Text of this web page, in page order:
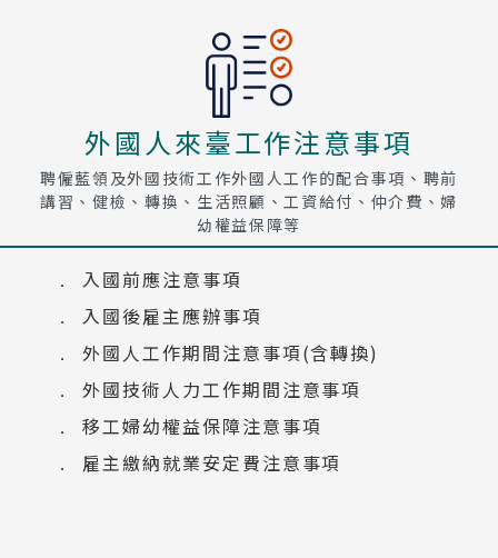
外國人來臺工作注意事項
聘僱藍領及外國技術工作外國人工作的配合事項、聘前
講習、健檢、轉換、生活照顧、工資給付、仲介費、婦
幼權益保障等
入國前應注意事項
入國後雇主應辦事項
外國人工作期間注意事項(含轉換)
外國技術人力工作期間注意事項
移工婦幼權益保障注意事項
雇主繳納就業安定費注意事項